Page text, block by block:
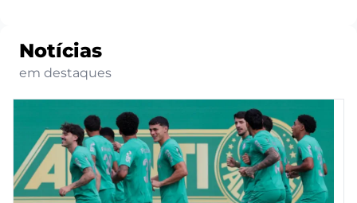
Notícias
em destaques